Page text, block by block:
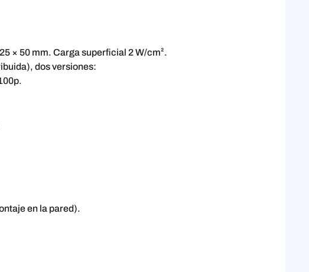
× 50 mm. Carga superficial 2 W/cm².
dos versiones:
en la pared).